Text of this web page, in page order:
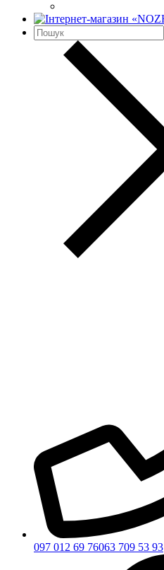
097 012 69 76063 709 53 93